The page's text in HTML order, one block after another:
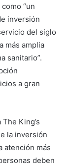
“un
inversión
del siglo
más amplia
sanitario”.
a gran
King’s
la inversión
atención más
deben